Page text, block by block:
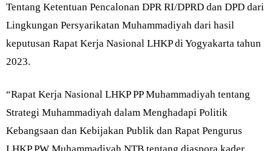
Tentang Ketentuan Pencalonan DPR RI/DPRD dan DPD dari
Lingkungan Persyarikatan Muhammadiyah dari hasil
keputusan Rapat Kerja Nasional LHKP di Yogyakarta tahun
2023.
“Rapat Kerja Nasional LHKP PP Muhammadiyah tentang
Strategi Muhammadiyah dalam Menghadapi Politik
Kebangsaan dan Kebijakan Publik dan Rapat Pengurus
LHKP PW Muhammadiyah NTB tentang diaspora kader